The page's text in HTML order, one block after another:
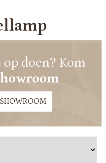
op doen? Kom